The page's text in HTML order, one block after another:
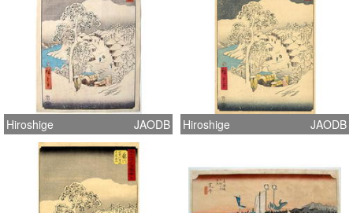
Hiroshige JAODB Hiroshige JAODB